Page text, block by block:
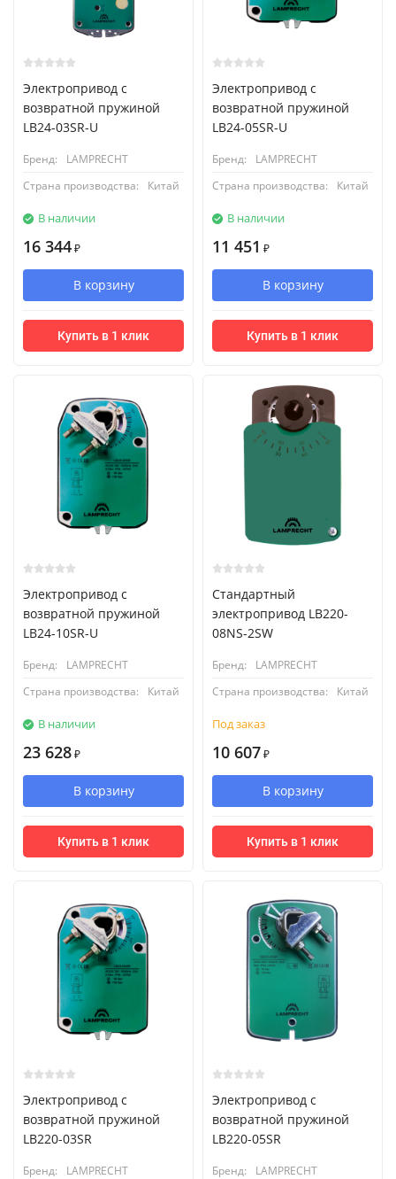
Электропривод с
возвратной пружиной
LB24-03SR-U
Бренд:
LAMPRECHT
Страна производства:
Китай
В наличии
16 344 ₽
В корзину
Купить в 1 клик
Электропривод с
возвратной пружиной
LB24-05SR-U
Бренд:
LAMPRECHT
Страна производства:
Китай
В наличии
11 451 ₽
В корзину
Купить в 1 клик
Электропривод с
возвратной пружиной
LB24-10SR-U
Бренд:
LAMPRECHT
Страна производства:
Китай
В наличии
23 628 ₽
В корзину
Купить в 1 клик
Стандартный
электропривод LB220-
08NS-2SW
Бренд:
LAMPRECHT
Страна производства:
Китай
Под заказ
10 607 ₽
В корзину
Купить в 1 клик
Электропривод с
возвратной пружиной
LB220-03SR
Бренд:
LAMPRECHT
Электропривод с
возвратной пружиной
LB220-05SR
Бренд:
LAMPRECHT